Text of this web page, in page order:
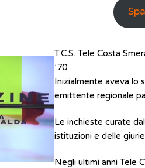
T.C.S. Tele Costa
’70.
Inizialmente aveva lo
emittente regionale
Le inchieste curate
istituzioni e delle
Negli ultimi anni Tele